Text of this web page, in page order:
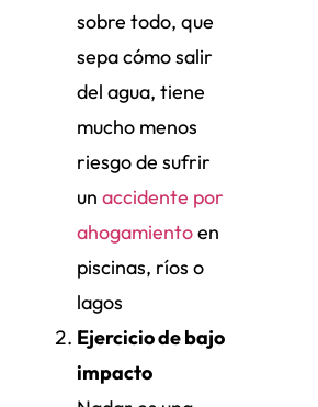
sobre todo, que
sepa cómo salir
del agua, tiene
mucho menos
riesgo de sufrir
un accidente por
ahogamientoen
piscinas, ríos o
lagos
Ejercicio de bajo
impacto